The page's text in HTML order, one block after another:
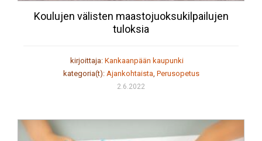
Koulujen välisten maastojuoksukilpailujen
tuloksia
kirjoittaja: Kankaanpään kaupunki
kategoria(t): Ajankohtaista, Perusopetus
2.6.2022